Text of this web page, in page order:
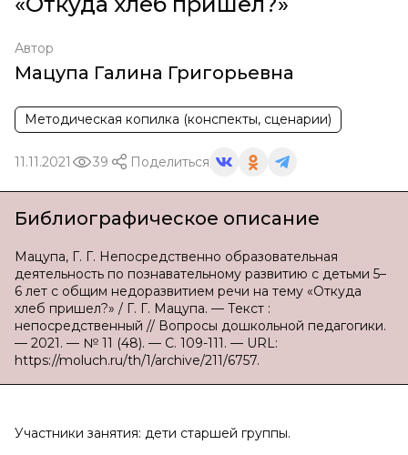
Автор
Мацупа Галина Григорьевна
Методическая копилка (конспекты, сценарии)
11.11.2021 39 Поделиться
Библиографическое описание
Мацупа, Г. Г. Непосредственно образовательная
деятельность по познавательному развитию с детьми 5–
6 лет с общим недоразвитием речи на тему «Откуда
хлеб пришел?» / Г. Г. Мацупа. — Текст :
непосредственный // Вопросы дошкольной педагогики.
— 2021. — № 11 (48). — С. 109-111. — URL:
https://moluch.ru/th/1/archive/211/6757.
Участники занятия: дети старшей группы.